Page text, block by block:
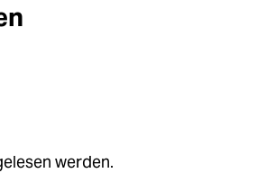
werden.